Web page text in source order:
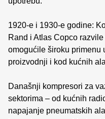
1920-e i 1930-e godine:
Rand i Atlas Copco
omogućile široku primenu
proizvodnji i kod kućnih
Današnji kompresori za
sektorima – od kućnih
napajanje pneumatskih